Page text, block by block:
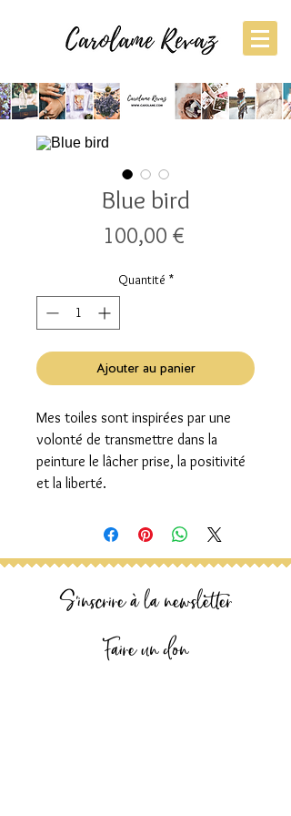
Blue bird
100,00 €Prix
Quantité *
Ajouter au panier
Mes toiles sont inspirées par une
volonté de transmettre dans la
peinture le lâcher prise, la positivité
et la liberté.
S'inscrire à la newsletter
Faire un don